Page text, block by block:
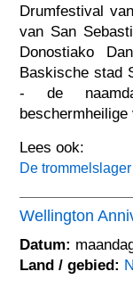
Drumfestival
van San
Donostiako
Baskische stad
- de
Lees ook:
De trommelslager
Wellington
Datum:
Land / gebied: